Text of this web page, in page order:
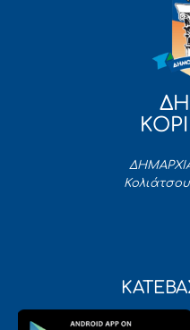
Κολιάτσου